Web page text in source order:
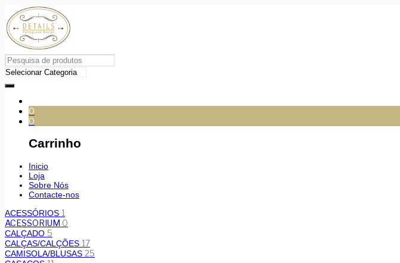
0
0
Carrinho
Inicio
Loja
Sobre Nós
Contacte-nos
ACESSÓRIOS 1
ACESSORIUM 0
CALÇADO 5
CALÇAS/CALÇÕES 17
CAMISOLA/BLUSAS 25